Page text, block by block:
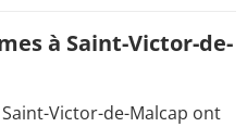
à Saint-Victor-de-
Saint-Victor-de-Malcap ont